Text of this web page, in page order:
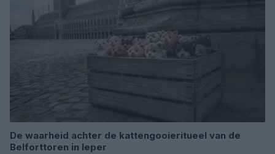
De waarheid achter de kattengooieritueel van de
Belforttoren in Ieper